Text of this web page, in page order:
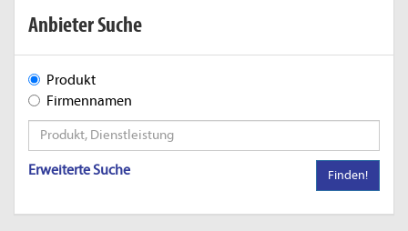
Anbieter Suche
Produkt
Firmennamen
Erweiterte Suche Finden!